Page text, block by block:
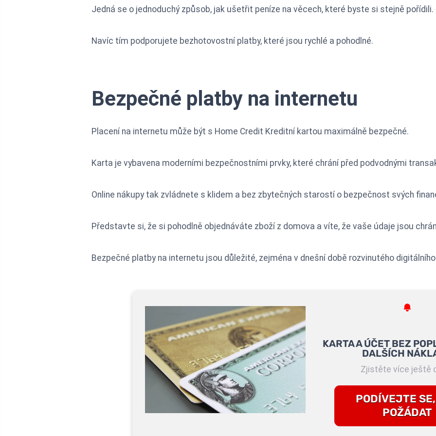
Jedná se o jednoduchý způsob, jak ušetřit peníze na věcech, které byste si stejně pořídili.
Navíc tím podporujete bezhotovostní platby, které jsou rychlé a pohodlné.
Bezpečné platby na internetu
Placení na internetu může být s Home Credit Kreditní kartou maximálně bezpečné.
Karta je vybavena moderními bezpečnostními prvky, které chrání před podvodnými
Online nákupy tak zvládnete s klidem a bez zbytečných starostí o bezpečnost svých
Představte si, že si pohodlně objednáváte zboží z domova a víte, že vaše údaje jsou
Bezpečné platby na internetu jsou důležité, zejména v dnešní době rozvinutého
KARTA A ÚČET BEZ
DALŠÍCH
Zjistěte více ještě
PODÍVEJTE
POŽÁDAT